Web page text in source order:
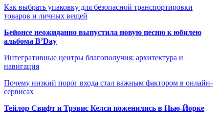
Как выбрать упаковку для безопасной транспортировки
товаров и личных вещей
Бейонсе неожиданно выпустила новую песню к юбилею
альбома B’Day
Интегративные центры благополучия: архитектура и
навигация
Почему низкий порог входа стал важным фактором в онлайн-
сервисах
Тейлор Свифт и Трэвис Келси поженились в Нью-Йорке